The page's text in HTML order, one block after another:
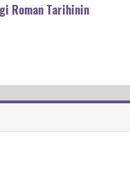
Roman Tarihinin